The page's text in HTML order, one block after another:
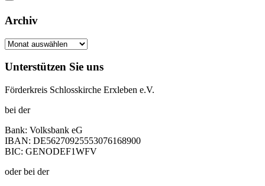
Archiv
Archiv
Unterstützen Sie uns
Förderkreis Schlosskirche Erxleben e.V.
bei der
Bank: Volksbank eG
IBAN: DE56270925553076168900
BIC: GENODEF1WFV
oder bei der